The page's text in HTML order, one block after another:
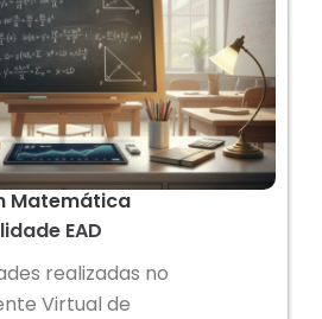
Matemática
EAD
realizadas no
Virtual de